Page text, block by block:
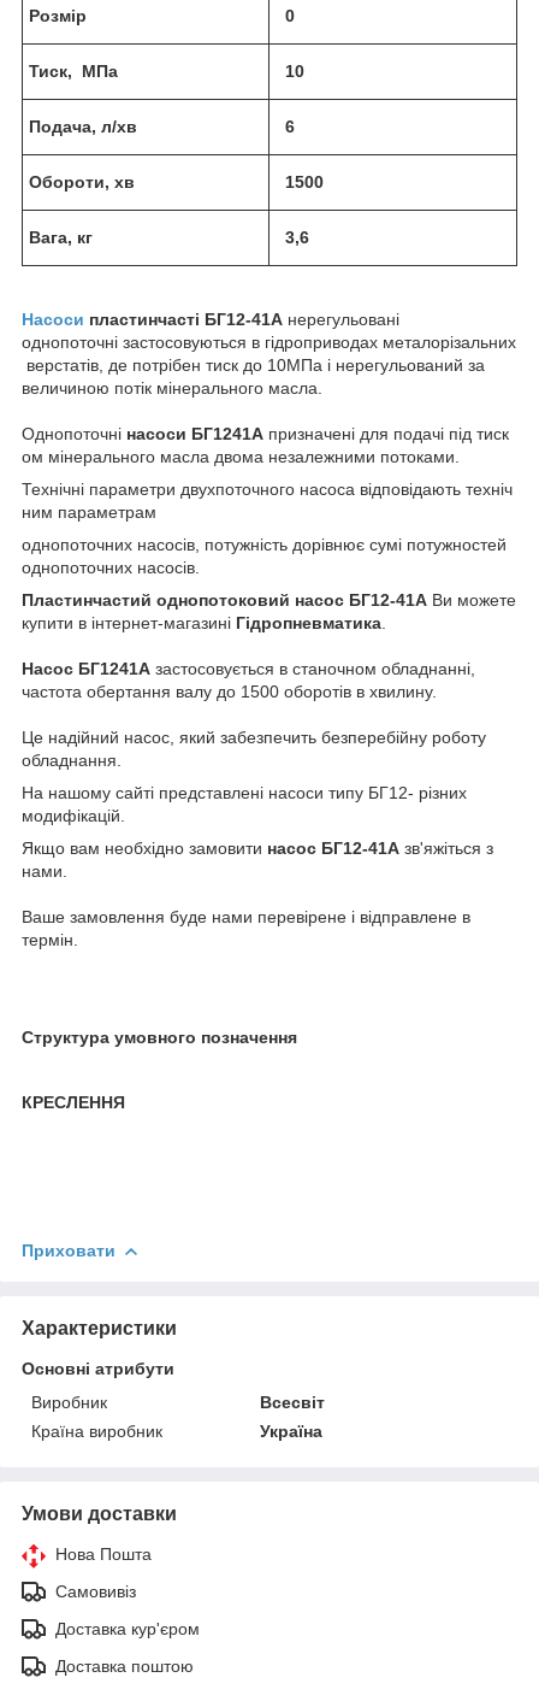
Розмір 0
Тиск, МПа 10
Подача, л/хв 6
Обороти, хв 1500
Вага, кг 3,6
Насоси пластинчасті БГ12-41А нерегульовані
однопоточні застосовуються в гідроприводах металорізальних
верстатів, де потрібен тиск до 10МПа і нерегульований за
величиною потік мінерального масла.
Однопоточні насоси БГ1241А призначені для подачі під тиск
ом мінерального масла двома незалежними потоками.
Технічні параметри двухпоточного насоса відповідають техніч
ним параметрам
однопоточних насосів, потужність дорівнює сумі потужностей
однопоточних насосів.
Пластинчастий однопотоковий насос БГ12-41А Ви можете
купити в інтернет-магазині Гідропневматика
Насос БГ1241А застосовується в станочном обладнанні,
частота обертання валу до 1500 оборотів в хвилину.
Це надійний насос, який забезпечить безперебійну роботу
обладнання.
На нашому сайті представлені насоси типу БГ12- різних
модифікацій.
Якщо вам необхідно замовити насос БГ12-41А зв'яжіться з
нами.
Ваше замовлення буде нами перевірене і відправлене в
термін.
Структура умовного позначення
КРЕСЛЕННЯ
Приховати
Характеристики
Основні атрибути
Виробник
Всесвіт
Країна виробник
Україна
Умови доставки
Нова Пошта
Самовивіз
Доставка кур'єром
Доставка поштою